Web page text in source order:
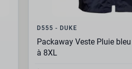
D555 - DUKE
Packaway Veste Pluie
à 8XL